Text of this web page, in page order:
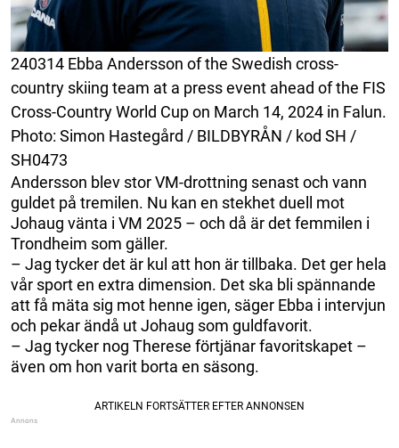
240314 Ebba Andersson of the Swedish cross-
country skiing team at a press event ahead of the FIS
Cross-Country World Cup on March 14, 2024 in Falun.
Photo: Simon Hastegård / BILDBYRÅN / kod SH /
SH0473
Andersson blev stor VM-drottning senast och vann
guldet på tremilen. Nu kan en stekhet duell mot
Johaug vänta i VM 2025 – och då är det femmilen i
Trondheim som gäller.
– Jag tycker det är kul att hon är tillbaka. Det ger hela
vår sport en extra dimension. Det ska bli spännande
att få mäta sig mot henne igen, säger Ebba i intervjun
och pekar ändå ut Johaug som guldfavorit.
– Jag tycker nog Therese förtjänar favoritskapet –
även om hon varit borta en säsong.